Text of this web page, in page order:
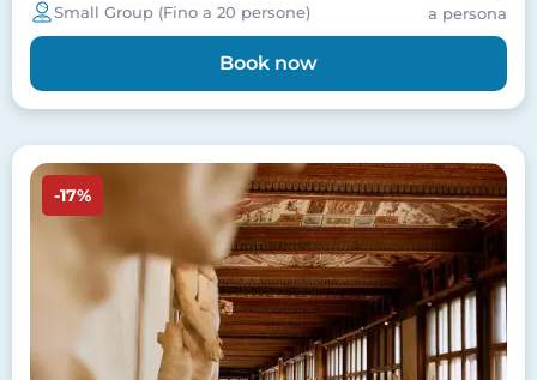
Small Group (Fino a 20 persone)
a persona
Book now
Image
-17%